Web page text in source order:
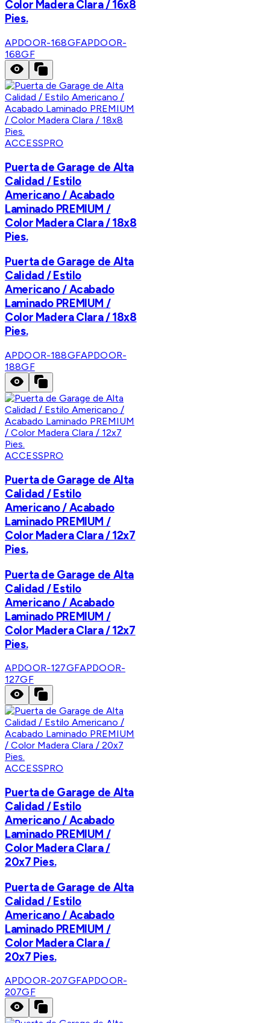
Color Madera Clara / 16x8
Pies.
APDOOR-168GFAPDOOR-
168GF
ACCESSPRO
Puerta de Garage de Alta
Calidad / Estilo
Americano / Acabado
Laminado PREMIUM /
Color Madera Clara / 18x8
Pies.
Puerta de Garage de Alta
Calidad / Estilo
Americano / Acabado
Laminado PREMIUM /
Color Madera Clara / 18x8
Pies.
APDOOR-188GFAPDOOR-
188GF
ACCESSPRO
Puerta de Garage de Alta
Calidad / Estilo
Americano / Acabado
Laminado PREMIUM /
Color Madera Clara / 12x7
Pies.
Puerta de Garage de Alta
Calidad / Estilo
Americano / Acabado
Laminado PREMIUM /
Color Madera Clara / 12x7
Pies.
APDOOR-127GFAPDOOR-
127GF
ACCESSPRO
Puerta de Garage de Alta
Calidad / Estilo
Americano / Acabado
Laminado PREMIUM /
Color Madera Clara /
20x7 Pies.
Puerta de Garage de Alta
Calidad / Estilo
Americano / Acabado
Laminado PREMIUM /
Color Madera Clara /
20x7 Pies.
APDOOR-207GFAPDOOR-
207GF